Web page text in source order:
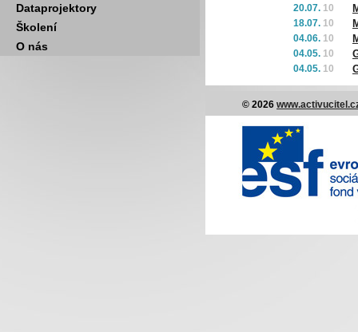
Dataprojektory
Školení
O nás
20.07. 10
18.07. 10
04.06. 10
04.05. 10
04.05. 10
© 2026